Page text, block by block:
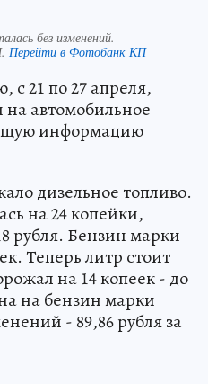
без изменений.
Перейти в Фотобанк КП
с 21 по 27 апреля,
на автомобильное
информацию
дизельное топливо.
на 24 копейки,
рубля. Бензин марки
Теперь литр стоит
на 14 копеек - до
на бензин марки
- 89,86 рубля за